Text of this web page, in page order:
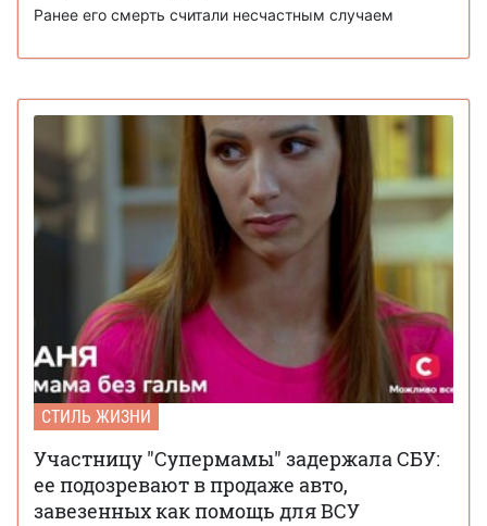
Ранее его смерть считали несчастным случаем
СТИЛЬ ЖИЗНИ
Участницу "Супермамы" задержала СБУ:
ее подозревают в продаже авто,
завезенных как помощь для ВСУ